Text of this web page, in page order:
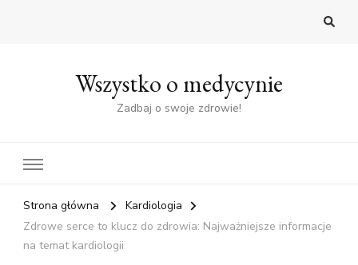
Wszystko o medycynie
Zadbaj o swoje zdrowie!
Strona główna
Kardiologia
Zdrowe serce to klucz do zdrowia: Najważniejsze informacje
na temat kardiologii